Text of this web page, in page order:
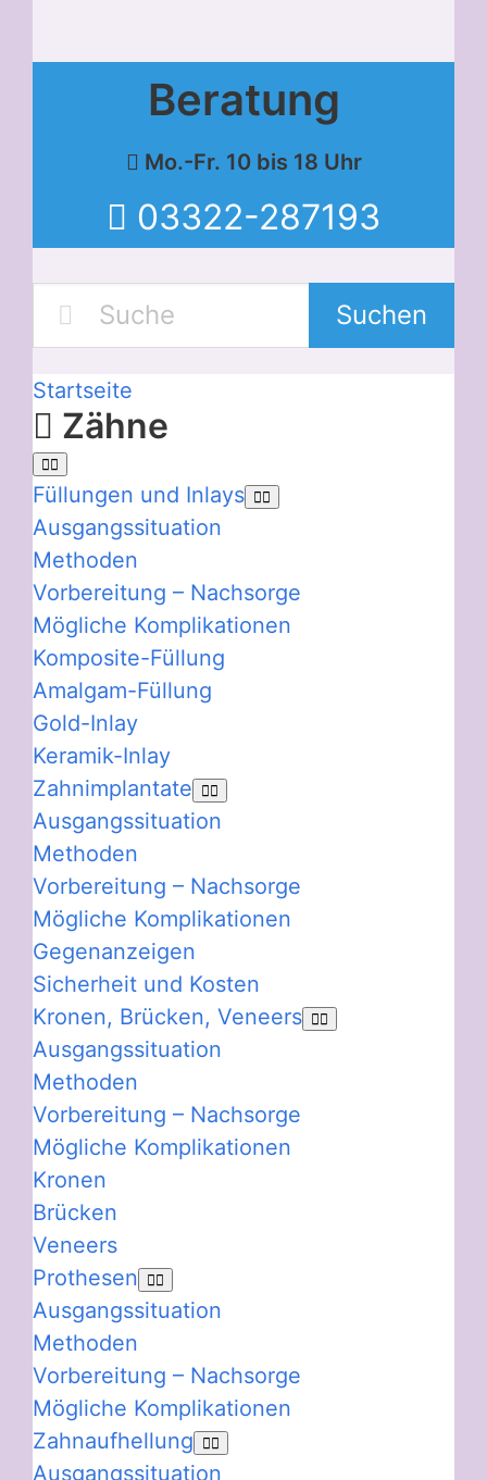
Beratung
Mo.-Fr. 10 bis 18 Uhr
03322-287193
Suchen
Startseite
Zähne
Füllungen und Inlays
Ausgangssituation
Methoden
Vorbereitung – Nachsorge
Mögliche Komplikationen
Komposite-Füllung
Amalgam-Füllung
Gold-Inlay
Keramik-Inlay
Zahnimplantate
Ausgangssituation
Methoden
Vorbereitung – Nachsorge
Mögliche Komplikationen
Gegenanzeigen
Sicherheit und Kosten
Kronen, Brücken, Veneers
Ausgangssituation
Methoden
Vorbereitung – Nachsorge
Mögliche Komplikationen
Kronen
Brücken
Veneers
Prothesen
Ausgangssituation
Methoden
Vorbereitung – Nachsorge
Mögliche Komplikationen
Zahnaufhellung
Ausgangssituation